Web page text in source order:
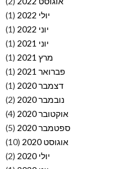
יולי 2022
(1)
יוני 2022
(1)
יוני 2021
(1)
מרץ 2021
(1)
פברואר 2021
(1)
דצמבר 2020
(1)
נובמבר 2020
(2)
אוקטובר 2020
(4)
ספטמבר 2020
(5)
אוגוסט 2020
(10)
יולי 2020
(2)